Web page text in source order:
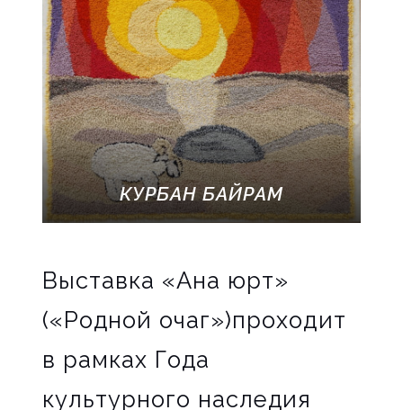
КУРБАН БАЙРАМ
Выставка «Ана юрт»
(«Родной очаг»)проходит
в рамках Года
культурного наследия